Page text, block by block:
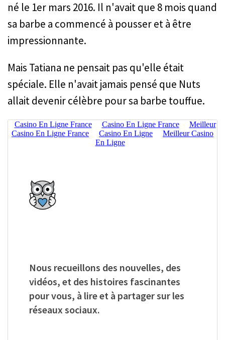
né le 1er mars 2016. Il n'avait que 8 mois quand
sa barbe a commencé à pousser et à être
impressionnante.
Mais Tatiana ne pensait pas qu'elle était
spéciale. Elle n'avait jamais pensé que Nuts
allait devenir célèbre pour sa barbe touffue.